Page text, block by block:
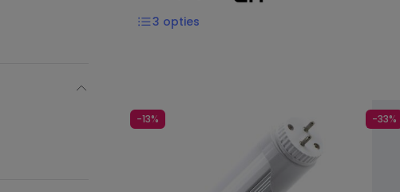
3 opties
-13% -33%